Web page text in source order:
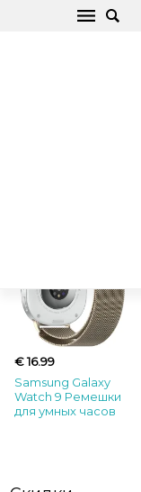
€ 16.99
Samsung Galaxy
Watch 9 Ремешки
для умных часов